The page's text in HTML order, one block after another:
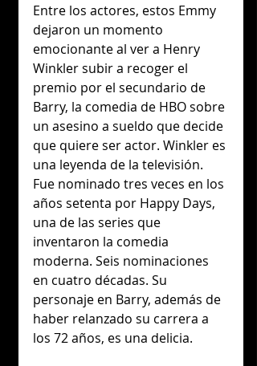
Entre los actores, estos Emmy
dejaron un momento
emocionante al ver a Henry
Winkler subir a recoger el
premio por el secundario de
Barry, la comedia de HBO sobre
un asesino a sueldo que decide
que quiere ser actor. Winkler es
una leyenda de la televisión.
Fue nominado tres veces en los
años setenta por Happy Days,
una de las series que
inventaron la comedia
moderna. Seis nominaciones
en cuatro décadas. Su
personaje en Barry, además de
haber relanzado su carrera a
los 72 años, es una delicia.